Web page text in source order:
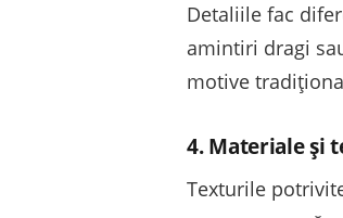
Detaliile fac
amintiri dragi
motive
4. Materiale și
Texturile